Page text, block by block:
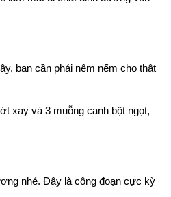
bạn cần phải nêm nếm cho thật
xay và 3 muỗng canh bột ngọt,
nhé. Đây là công đoạn cực kỳ